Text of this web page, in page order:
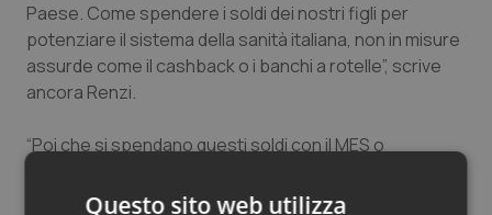
Tumori del Polmone & Testa Collo
Tumori gastrointestinali
Ulcera & Reflusso
Vaccini
Paese. Come spendere i soldi dei nostri figli per
potenziare il sistema della sanità italiana, non in misure
assurde come il cashback o i banchi a rotelle”, scrive
ancora Renzi.
“Poi che si spendano questi soldi con il MES o
Governo: per me la cosa fondamentale è che ci siano
Questo sito web utilizza